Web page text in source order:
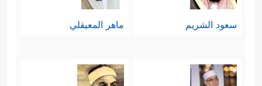
سعود الشريم ماهر المعيقلي